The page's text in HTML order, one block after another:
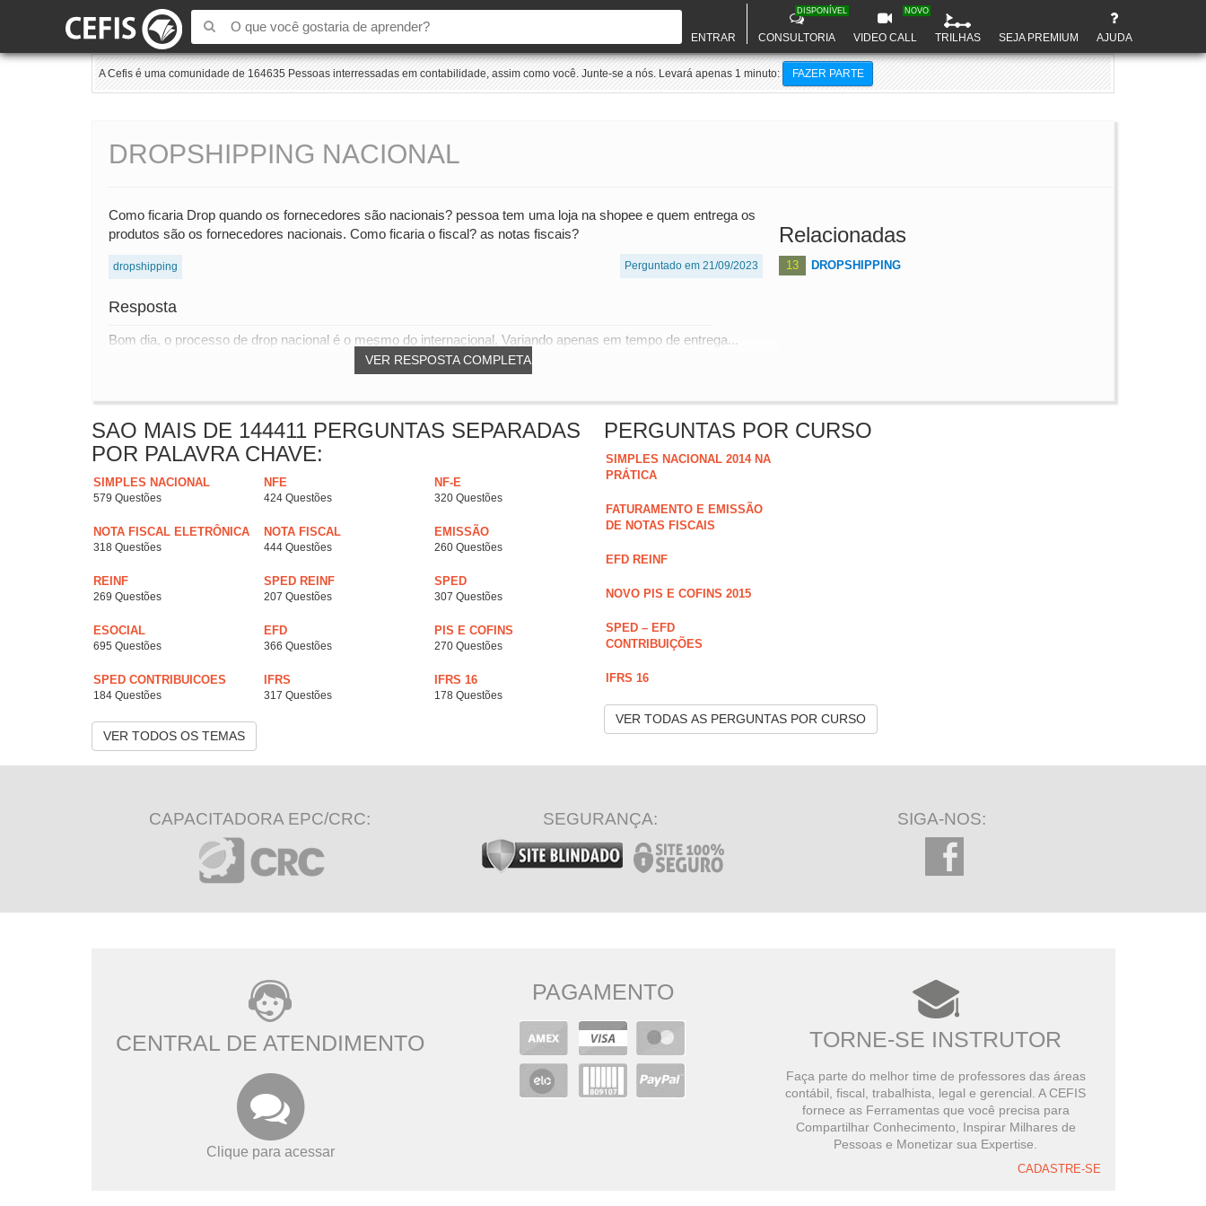
ENTRAR CONSULTORIA
DISPONÍVEL
VIDEO CALL
NOVO
TRILHAS SEJA PREMIUM AJUDA
A Cefis é uma comunidade de 164635 Pessoas interressadas em contabilidade, assim como você. Junte-se a nós. Levará apenas 1 minuto: FAZER PARTE
DROPSHIPPING NACIONAL
Como ficaria Drop quando os fornecedores são nacionais? pessoa tem uma loja na shopee e quem entrega os
produtos são os fornecedores nacionais. Como ficaria o fiscal? as notas fiscais?
dropshipping Perguntado em 21/09/2023
Resposta
VER RESPOSTA COMPLETA
Bom dia, o processo de drop nacional é o mesmo do internacional. Variando apenas em tempo de entrega...
Relacionadas
13 DROPSHIPPING
SAO MAIS DE 144411 PERGUNTAS SEPARADAS
POR PALAVRA CHAVE:
SIMPLES NACIONAL
579 Questões
NFE
424 Questões
NF-E
320 Questões
NOTA FISCAL ELETRÔNICA
318 Questões
NOTA FISCAL
444 Questões
EMISSÃO
260 Questões
REINF
269 Questões
SPED REINF
207 Questões
SPED
307 Questões
ESOCIAL
695 Questões
EFD
366 Questões
PIS E COFINS
270 Questões
SPED CONTRIBUICOES
184 Questões
IFRS
317 Questões
IFRS 16
178 Questões
VER TODOS OS TEMAS
PERGUNTAS POR CURSO
SIMPLES NACIONAL 2014 NA
PRÁTICA
FATURAMENTO E EMISSÃO
DE NOTAS FISCAIS
EFD REINF
NOVO PIS E COFINS 2015
SPED – EFD
CONTRIBUIÇÕES
IFRS 16
VER TODAS AS PERGUNTAS POR CURSO
CAPACITADORA EPC/CRC: SEGURANÇA: SIGA-NOS:
CENTRAL DE ATENDIMENTO
Clique para acessar
PAGAMENTO
TORNE-SE INSTRUTOR
Faça parte do melhor time de professores das áreas
contábil, fiscal, trabalhista, legal e gerencial. A CEFIS
fornece as Ferramentas que você precisa para
Compartilhar Conhecimento, Inspirar Milhares de
Pessoas e Monetizar sua Expertise.
CADASTRE-SE